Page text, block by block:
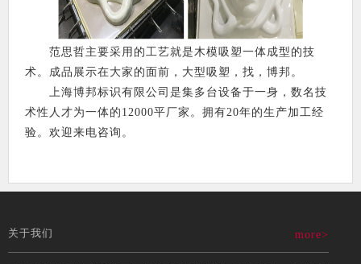
范思哲主要采用的工艺就是木模吸塑一体成型的技
术。成品展示在大家的面前，大型吸塑，找，博邦。
上海博邦标识有限公司是集多台设备于一身，数名技
术性人才为一体的12000平厂家。拥有20年的生产加工经
验。欢迎来电咨询。
关于我们 more>